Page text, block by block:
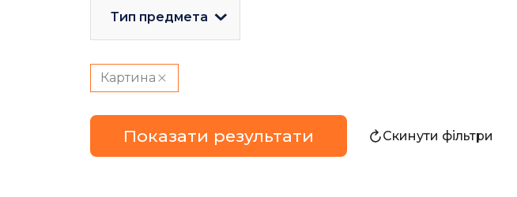
Тип предмета
Картина
Показати результати Скинути фільтри